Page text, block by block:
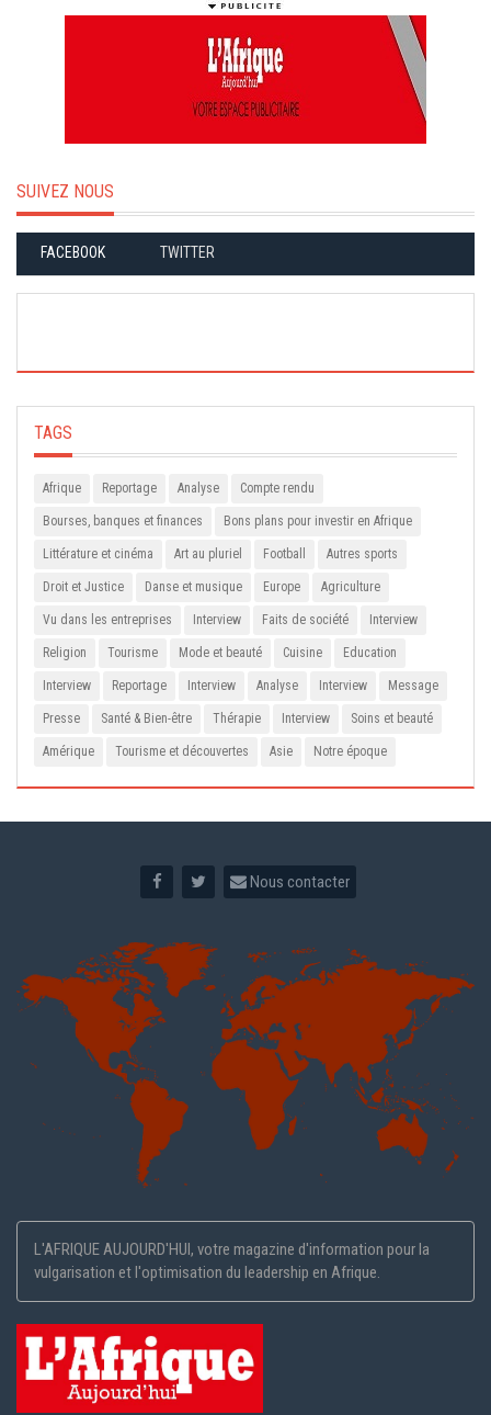
SUIVEZ NOUS
FACEBOOK TWITTER
TAGS
Afrique Reportage Analyse Compte rendu
Bourses, banques et finances Bons plans pour investir en Afrique
Littérature et cinéma Art au pluriel Football Autres sports
Droit et Justice Danse et musique Europe Agriculture
Vu dans les entreprises Interview Faits de société Interview
Religion Tourisme Mode et beauté Cuisine Education
Interview Reportage Interview Analyse Interview Message
Presse Santé & Bien-être Thérapie Interview Soins et beauté
Amérique Tourisme et découvertes Asie Notre époque
Nous contacter
L'AFRIQUE AUJOURD'HUI, votre magazine d'information pour la
vulgarisation et l'optimisation du leadership en Afrique.